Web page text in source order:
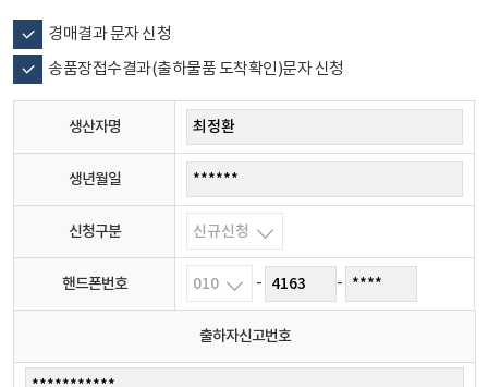
경매결과 문자 신청
송품장접수결과(출하물품 도착확인)문자 신청
생산자명
생년월일
신청구분
핸드폰번호 - -
출하자신고번호